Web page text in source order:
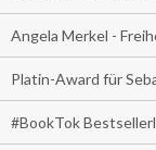
Angela Merkel -
Platin-Award für
#BookTok